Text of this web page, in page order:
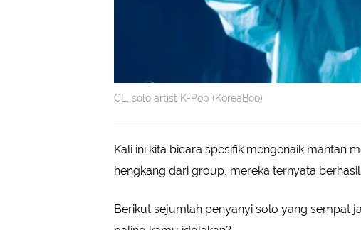
CL, solo artist K-Pop (KoreaBoo)
Kali ini kita bicara spesifik mengenaik mantan
hengkang dari group, mereka ternyata
Berikut sejumlah penyanyi solo yang sempat